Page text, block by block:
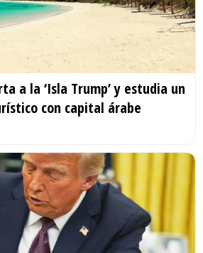
a la ‘Isla Trump’ y estudia un
con capital árabe